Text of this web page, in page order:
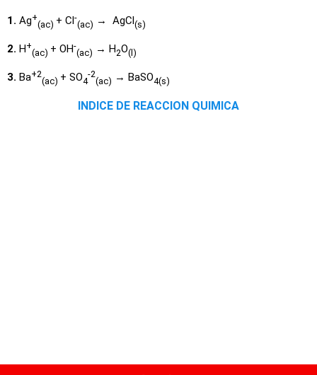
1. Ag+
(ac) + Cl-
(ac) → AgCl(s)
2. H+
(ac) + OH-
(ac) → H2O(l)
3. Ba+2
(ac) + SO4
-2
(ac) → BaSO4(s)
INDICE DE REACCION QUIMICA